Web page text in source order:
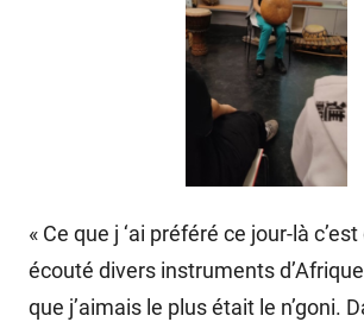
« Ce que j ‘ai préféré ce jour-là
écouté divers instruments
que j’aimais le plus était le n’goni.